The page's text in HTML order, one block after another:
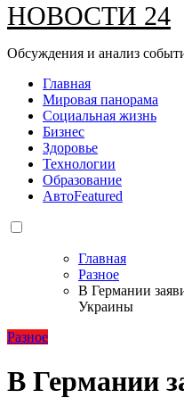
НОВОСТИ 24
Обсуждения и анализ
Главная
Мировая панорама
Социальная жизнь
Бизнес
Здоровье
Технологии
Образование
АвтоFeatured
Главная
Разное
В Германии
Украины
Разное
В Германии